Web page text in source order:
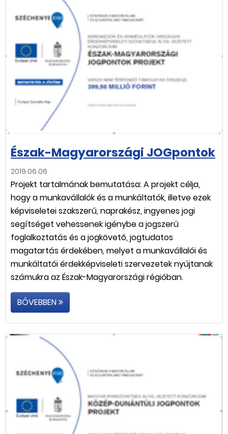
Észak-Magyarországi JOGpontok
2019.06.06
Projekt tartalmának bemutatása: A projekt célja,
hogy a munkavállalók és a munkáltatók, illetve ezek
képviseletei szakszerű, naprakész, ingyenes jogi
segítséget vehessenek igénybe a jogszerű
foglalkoztatás és a jogkövető, jogtudatos
magatartás érdekében, melyet a munkavállalói és
munkáltatói érdekképviseleti szervezetek nyújtanak
számukra az Észak-Magyarországi régióban.
BŐVEBBEN